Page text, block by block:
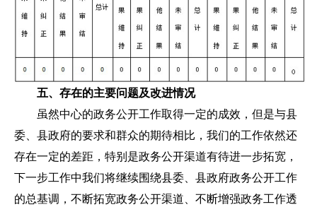
五、存在的主要问题及改进情况
虽然中心的政务公开工作取得一定的成效，但是与县
委、县政府的要求和群众的期待相比，我们的工作依然还
存在一定的差距，特别是政务公开渠道有待进一步拓宽，
下一步工作中我们将继续围绕县委、县政府政务公开工作
的总基调，不断拓宽政务公开渠道、不断增强政务工作透